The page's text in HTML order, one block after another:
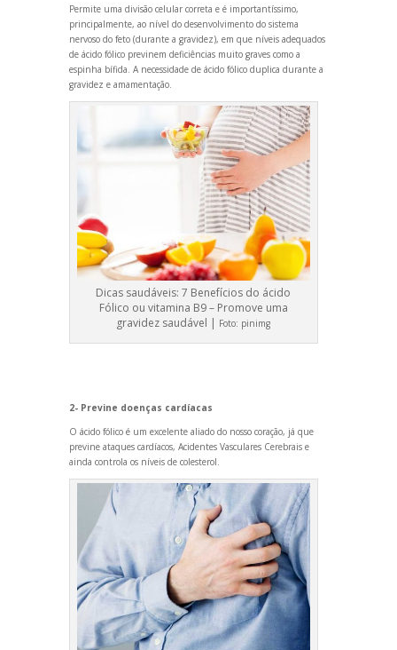
Permite uma divisão celular correta e é importantíssimo,
principalmente, ao nível do desenvolvimento do sistema
nervoso do feto (durante a gravidez), em que níveis adequados
de ácido fólico previnem deficiências muito graves como a
espinha bífida. A necessidade de ácido fólico duplica durante a
gravidez e amamentação.
Dicas saudáveis: 7 Benefícios do ácido
Fólico ou vitamina B9 – Promove uma
gravidez saudável | Foto: pinimg
2- Previne doenças cardíacas
O ácido fólico é um excelente aliado do nosso coração, já que
previne ataques cardíacos, Acidentes Vasculares Cerebrais e
ainda controla os níveis de colesterol.